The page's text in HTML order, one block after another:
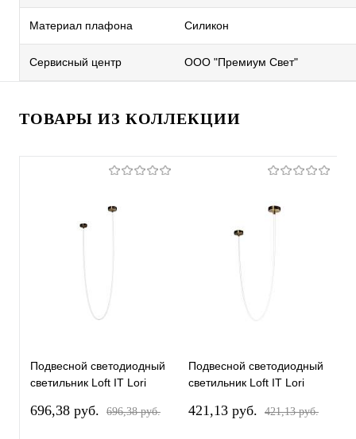
Материал плафона Силикон
Сервисный центр ООО "Премиум Свет"
ТОВАРЫ ИЗ КОЛЛЕКЦИИ
Подвесной светодиодный
светильник Loft IT Lori
696,38 pуб. 696,38 pуб.
Подвесной светодиодный
светильник Loft IT Lori
421,13 pуб. 421,13 pуб.